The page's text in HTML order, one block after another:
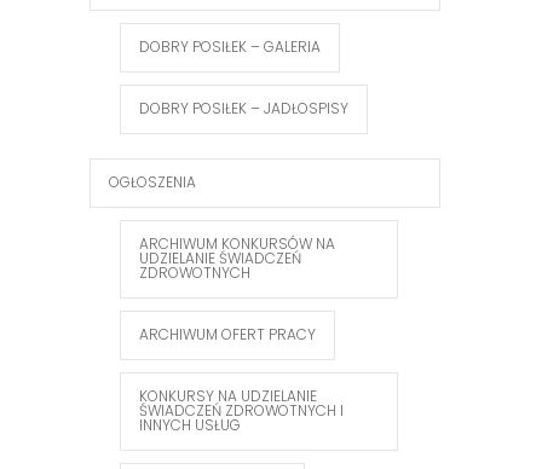
DOBRY POSIŁEK – GALERIA
DOBRY POSIŁEK – JADŁOSPISY
OGŁOSZENIA
ARCHIWUM KONKURSÓW NA
UDZIELANIE ŚWIADCZEŃ
ZDROWOTNYCH
ARCHIWUM OFERT PRACY
KONKURSY NA UDZIELANIE
ŚWIADCZEŃ ZDROWOTNYCH I
INNYCH USŁUG